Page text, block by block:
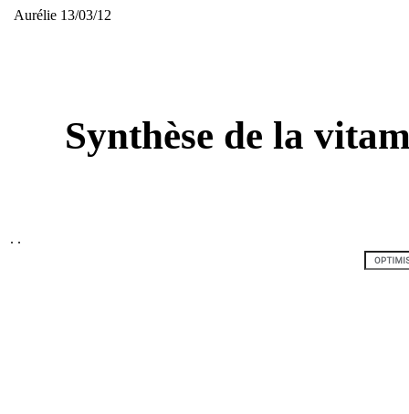
Aurélie 13/03/12
Synthèse de la
. .